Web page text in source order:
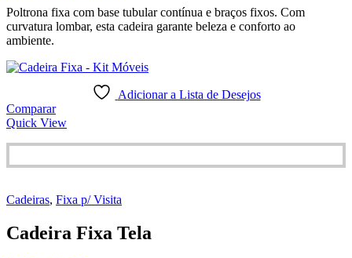
Poltrona fixa com base tubular contínua e braços fixos. Com
curvatura lombar, esta cadeira garante beleza e conforto ao
ambiente.
Adicionar a Lista de Desejos
Comparar
Quick View
Cadeiras, Fixa p/ Visita
Cadeira Fixa Tela